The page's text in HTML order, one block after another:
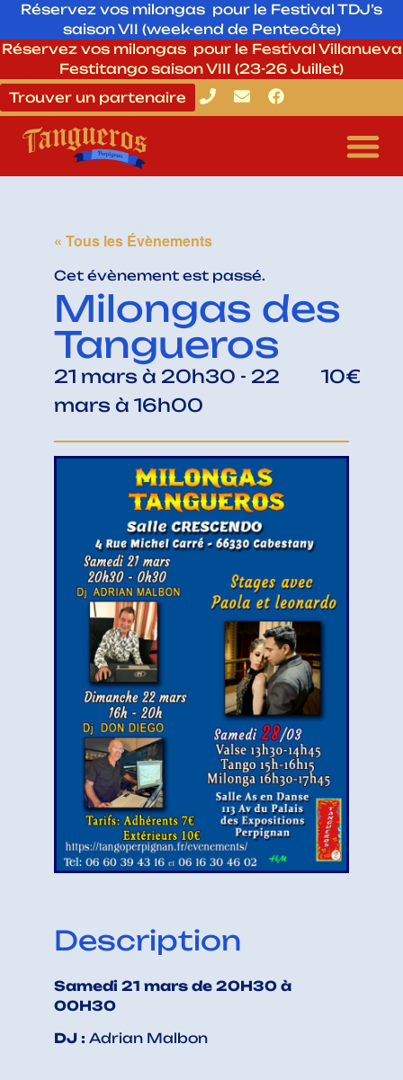
Réservez vos milongas pour le Festival TDJ’s
saison VII (week-end de Pentecôte)
Réservez vos milongas pour le Festival Villanueva
Festitango saison VIII (23-26 Juillet)
Trouver un partenaire
« Tous les Évènements
Cet évènement est passé.
Milongas des
Tangueros
21 mars à 20h30 - 22
mars à 16h00
10€
Description
Samedi 21 mars de 20H30 à
00H30
DJ : Adrian Malbon